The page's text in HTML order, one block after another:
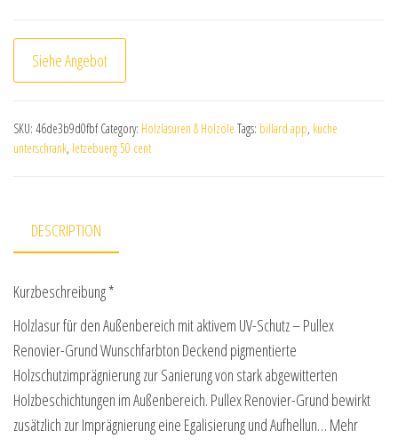
Siehe Angebot
SKU: 46de3b9d0fbf Category: Holzlasuren & Holzöle Tags: billard app, küche
unterschrank, letzebuerg 50 cent
DESCRIPTION
Kurzbeschreibung *
Holzlasur für den Außenbereich mit aktivem UV-Schutz – Pullex
Renovier-Grund Wunschfarbton Deckend pigmentierte
Holzschutzimprägnierung zur Sanierung von stark abgewitterten
Holzbeschichtungen im Außenbereich. Pullex Renovier-Grund bewirkt
zusätzlich zur Imprägnierung eine Egalisierung und Aufhellun… Mehr